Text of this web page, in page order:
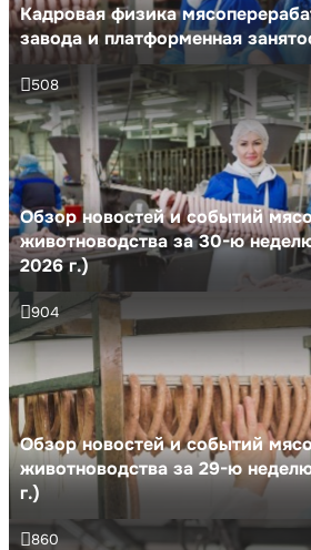
Кадровая физика
завода и платформенная
Обзор новостей и событий
животноводства за 30-ю
2026 г.)
508
Обзор новостей и событий
животноводства за 29-ю
г.)
904
860